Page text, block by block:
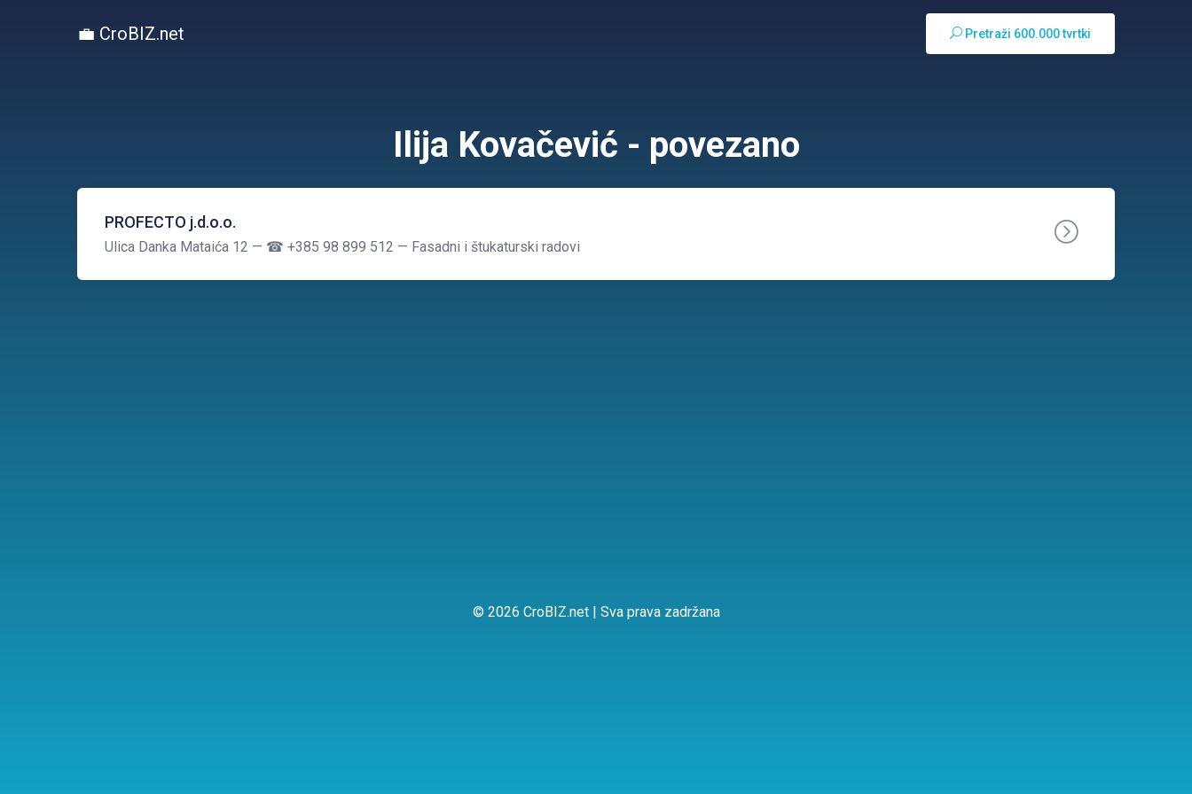
💼 CroBIZ.net Pretraži 600.000 tvrtki
Ilija Kovačević - povezano
PROFECTO j.d.o.o.
Ulica Danka Mataića 12 — ☎ +385 98 899 512 — Fasadni i štukaturski radovi
© 2026 CroBIZ.net | Sva prava zadržana